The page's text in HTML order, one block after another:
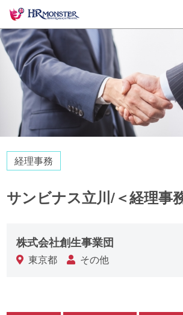
経理事務
サンビナス立川/＜経理事
株式会社創生事業団
東京都 その他